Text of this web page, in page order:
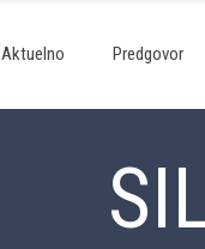
Aktuelno Predgovor